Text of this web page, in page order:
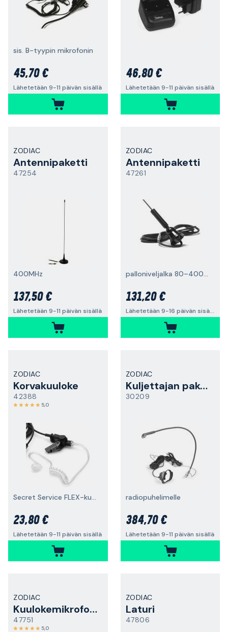
sis. B-tyypin mikrofonin
45,70 €
Lähetetään 9-11 päivän sisällä
46,80 €
Lähetetään 9-11 päivän sisällä
ZODIAC
Antennipaketti
47254
400MHz
137,50 €
Lähetetään 9-11 päivän sisällä
ZODIAC
Antennipaketti
47261
palloniveljalka 80–400 MHz
131,20 €
Lähetetään 9-16 päivän sisällä
ZODIAC
Korvakuuloke
42388
5,0
Secret Service FLEX-kuulokemikrofoniin
23,80 €
Lähetetään 9-11 päivän sisällä
ZODIAC
Kuljettajan paketti
30209
radiopuhelimelle
384,70 €
Lähetetään 9-11 päivän sisällä
ZODIAC
Kuulokemikrofoni
47751
5,0
ZODIAC
Laturi
47806